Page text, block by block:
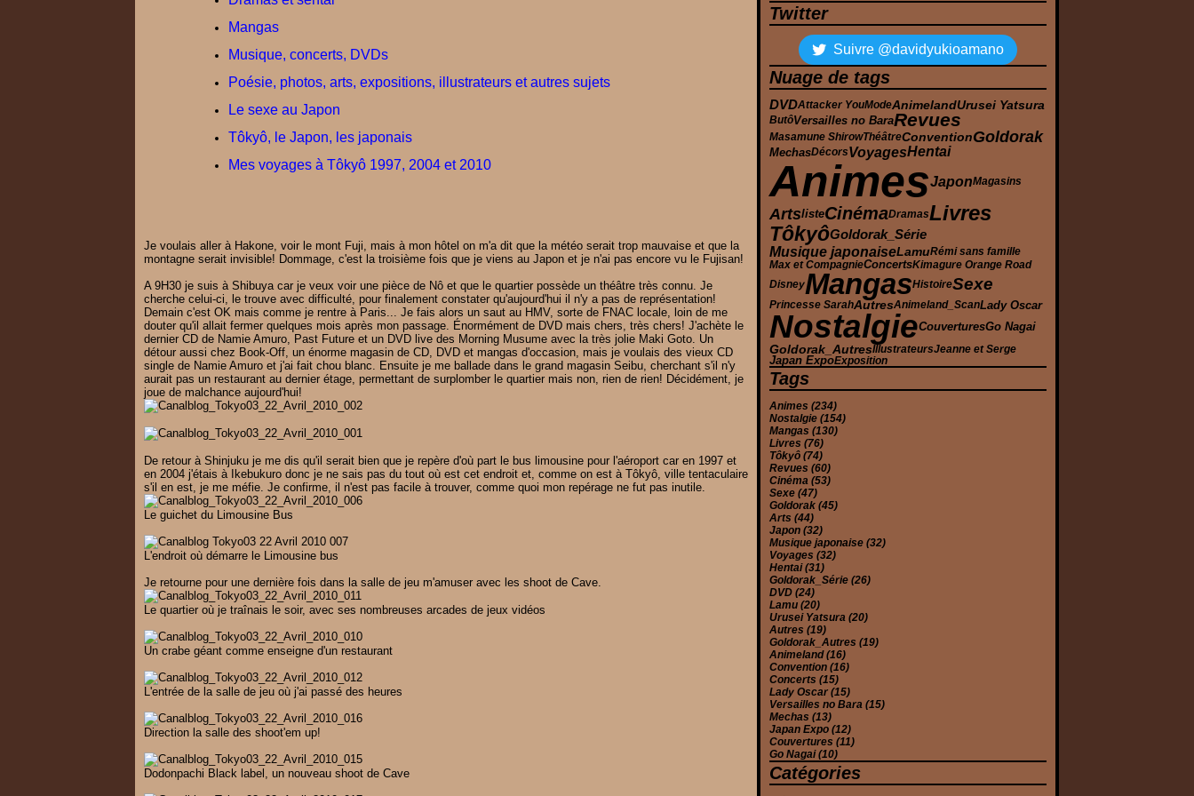
Mangas
Musique, concerts, DVDs
Poésie, photos, arts, expositions, illustrateurs et autres sujets
Le sexe au Japon
Tôkyô, le Japon, les japonais
Mes voyages à Tôkyô 1997, 2004 et 2010
Je voulais aller à Hakone, voir le mont Fuji, mais à mon hôtel on m'a dit que la météo serait trop mauvaise et que la
montagne serait invisible! Dommage, c'est la troisième fois que je viens au Japon et je n'ai pas encore vu le Fujisan!
A 9H30 je suis à Shibuya car je veux voir une pièce de Nô et que le quartier possède un théâtre très connu. Je
cherche celui-ci, le trouve avec difficulté, pour finalement constater qu'aujourd'hui il n'y a pas de représentation!
Demain c'est OK mais comme je rentre à Paris... Je fais alors un saut au HMV, sorte de FNAC locale, loin de me
douter qu'il allait fermer quelques mois après mon passage. Énormément de DVD mais chers, très chers! J'achète le
dernier CD de Namie Amuro, Past Future et un DVD live des Morning Musume avec la très jolie Maki Goto. Un
détour aussi chez Book-Off, un énorme magasin de CD, DVD et mangas d'occasion, mais je voulais des vieux CD
single de Namie Amuro et j'ai fait chou blanc. Ensuite je me ballade dans le grand magasin Seibu, cherchant s'il n'y
aurait pas un restaurant au dernier étage, permettant de surplomber le quartier mais non, rien de rien! Décidément, je
joue de malchance aujourd'hui!
De retour à Shinjuku je me dis qu'il serait bien que je repère d'où part le bus limousine pour l'aéroport car en 1997 et
en 2004 j'étais à Ikebukuro donc je ne sais pas du tout où est cet endroit et, comme on est à Tôkyô, ville tentaculaire
s'il en est, je me méfie. Je confirme, il n'est pas facile à trouver, comme quoi mon repérage ne fut pas inutile.
Le guichet du Limousine Bus
L'endroit où démarre le Limousine bus
Je retourne pour une dernière fois dans la salle de jeu m'amuser avec les shoot de Cave.
Le quartier où je traînais le soir, avec ses nombreuses arcades de jeux vidéos
Un crabe géant comme enseigne d'un restaurant
L'entrée de la salle de jeu où j'ai passé des heures
Direction la salle des shoot'em up!
Dodonpachi Black label, un nouveau shoot de Cave
Twitter
Suivre @davidyukioamano
Nuage de tags
DVDAttacker YouModeAnimelandUrusei Yatsura
ButôVersailles no BaraRevues
Masamune ShirowThéâtreConventionGoldorak
MechasDécorsVoyagesHentai
AnimesJaponMagasins
ArtslisteCinémaDramasLivres
TôkyôGoldorak_Série
Musique japonaiseLamuRémi sans famille
Max et CompagnieConcertsKimagure Orange Road
DisneyMangasHistoireSexe
Princesse SarahAutresAnimeland_ScanLady Oscar
NostalgieCouverturesGo Nagai
Goldorak_AutresIllustrateursJeanne et Serge
Japan ExpoExposition
Tags
Animes (234)
Nostalgie (154)
Mangas (130)
Livres (76)
Tôkyô (74)
Revues (60)
Cinéma (53)
Sexe (47)
Goldorak (45)
Arts (44)
Japon (32)
Musique japonaise (32)
Voyages (32)
Hentai(31)
Goldorak_Série (26)
DVD (24)
Lamu (20)
Urusei Yatsura (20)
Autres (19)
Goldorak_Autres (19)
Animeland(16)
Convention (16)
Concerts (15)
Lady Oscar (15)
Versailles no Bara (15)
Mechas (13)
Japan Expo (12)
Couvertures (11)
Go Nagai(10)
Catégories